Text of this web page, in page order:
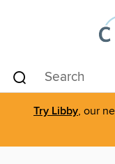
Try Libby, our